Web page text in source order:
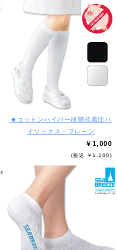
★コットンハイパー段階式着圧ハ
イソックス・プレーン
￥1,000
(税込 ￥1,100)